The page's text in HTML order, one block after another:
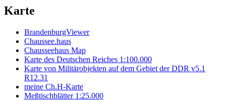
Karte
BrandenburgViewer
Chaussee.haus
Chausseehaus Map
Karte des Deutschen Reiches 1:100.000
Karte von Militärobjekten auf dem Gebiet der DDR v5.1
R12.31
meine Ch.H-Karte
Meßtischblätter 1:25.000